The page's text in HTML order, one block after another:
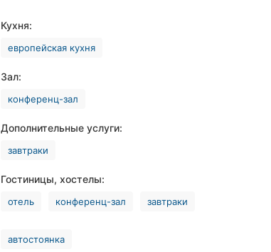
Кухня:
европейская кухня
Зал:
конференц-зал
Дополнительные услуги:
завтраки
Гостиницы, хостелы:
отель конференц-зал завтраки
автостоянка